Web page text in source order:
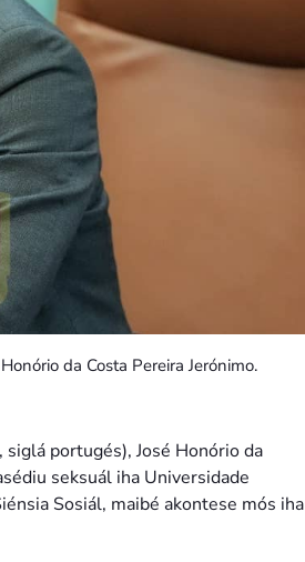
da Costa Pereira Jerónimo.
portugés), José Honório da
seksuál iha Universidade
Sosiál, maibé akontese mós iha